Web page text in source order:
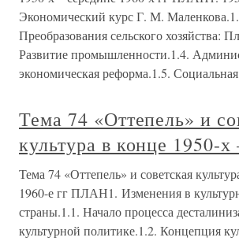
Экономический курс Г. М.
Преобразования сельского хозяйства:
Развитие промышленности.1.4.
экономическая реформа.1.5.
Тема 74 «Оттепель» и
культура в конце 1950-х
Тема 74 «Оттепель» и советская
1960-е гг ПЛАН1. Изменения в
страны.1.1. Начало процесса
культурной политике.1.2. Концепция